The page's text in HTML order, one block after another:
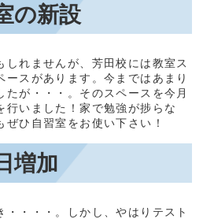
の新設
しれませんが、芳田校には教室ス
スがあります。今まではあまり
が・・・。そのスペースを今月
行いました！家で勉強が捗らな
ひ自習室をお使い下さい！
増加
・・・。しかし、やはりテスト